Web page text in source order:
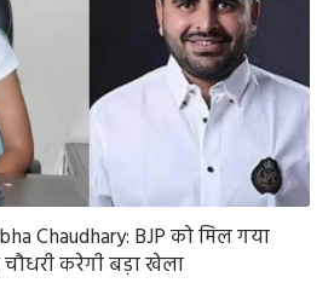
Chaudhary: BJP को मिल गया
चौधरी करेगी बड़ा खेला